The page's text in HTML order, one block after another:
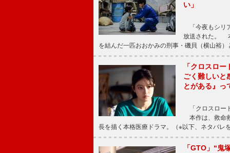
い」
「今夜もシリ
放送された。
を結んだ一匹おおかみの刑事・磯貝（横山裕
「クロスロ
ごく難しいと
とがある』っ
「クロスロー
本作は、救命
長を描く本格医療ドラマ。（※以下、ネタバ
「GTO」“鬼